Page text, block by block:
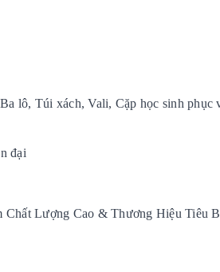
lô, Túi xách, Vali, Cặp học sinh phục
đại
Lượng Cao & Thương Hiệu Tiêu